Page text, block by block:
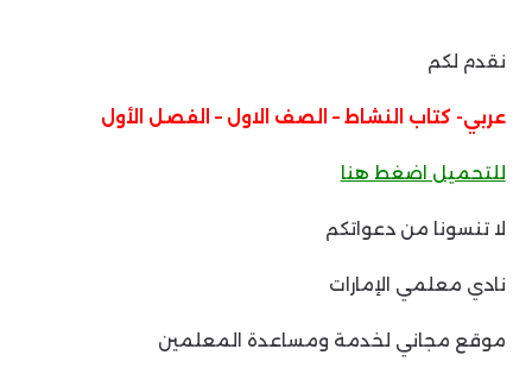
نقدم لكم
عربي- كتاب النشاط – الصف الاول – الفصل الأول
للتحميل اضغط هنا
لا تنسونا من دعواتكم
نادي معلمي الإمارات
موقع مجاني لخدمة ومساعدة المعلمين